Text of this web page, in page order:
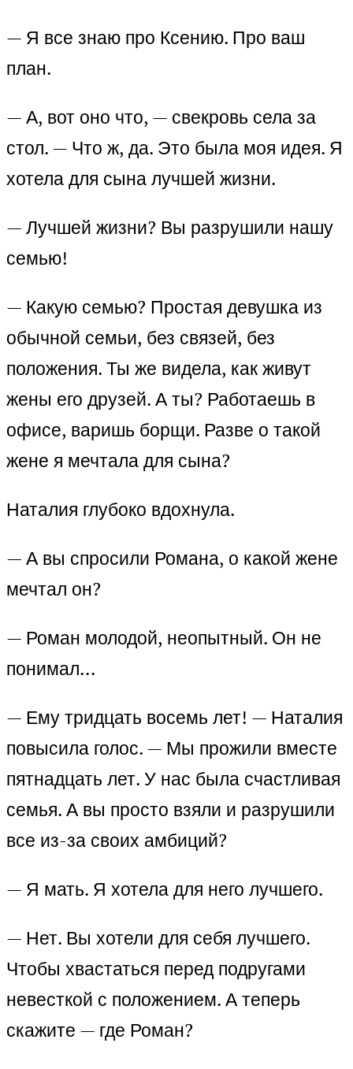
— Я все знаю про Ксению. Про ваш
план.
— А, вот оно что, — свекровь села за
стол. — Что ж, да. Это была моя идея. Я
хотела для сына лучшей жизни.
— Лучшей жизни? Вы разрушили нашу
семью!
— Какую семью? Простая девушка из
обычной семьи, без связей, без
положения. Ты же видела, как живут
жены его друзей. А ты? Работаешь в
офисе, варишь борщи. Разве о такой
жене я мечтала для сына?
Наталия глубоко вдохнула.
— А вы спросили Романа, о какой жене
мечтал он?
— Роман молодой, неопытный. Он не
понимал…
— Ему тридцать восемь лет! — Наталия
повысила голос. — Мы прожили вместе
пятнадцать лет. У нас была счастливая
семья. А вы просто взяли и разрушили
все из-за своих амбиций?
— Я мать. Я хотела для него лучшего.
— Нет. Вы хотели для себя лучшего.
Чтобы хвастаться перед подругами
невесткой с положением. А теперь
скажите — где Роман?